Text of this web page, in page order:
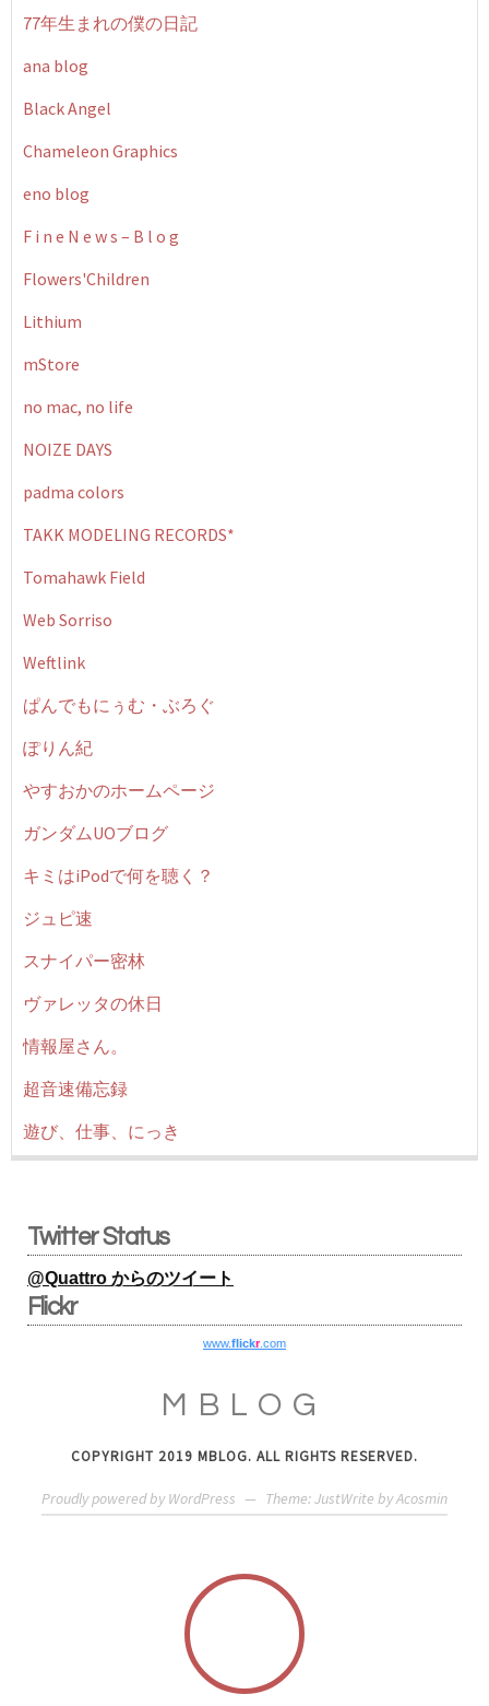
77年生まれの僕の日記
ana blog
Black Angel
Chameleon Graphics
eno blog
F i n e N e w s – B l o g
Flowers'Children
Lithium
mStore
no mac, no life
NOIZE DAYS
padma colors
TAKK MODELING RECORDS*
Tomahawk Field
Web Sorriso
Weftlink
ぱんでもにぅむ・ぶろぐ
ぽりん紀
やすおかのホームページ
ガンダムUOブログ
キミはiPodで何を聴く？
ジュピ速
スナイパー密林
ヴァレッタの休日
情報屋さん。
超音速備忘録
遊び、仕事、にっき
Twitter Status
@Quattro からのツイート
Flickr
www.flickr.com
MBLOG
COPYRIGHT 2019 MBLOG. ALL RIGHTS RESERVED.
Proudly powered by WordPress — Theme: JustWrite byAcosmin